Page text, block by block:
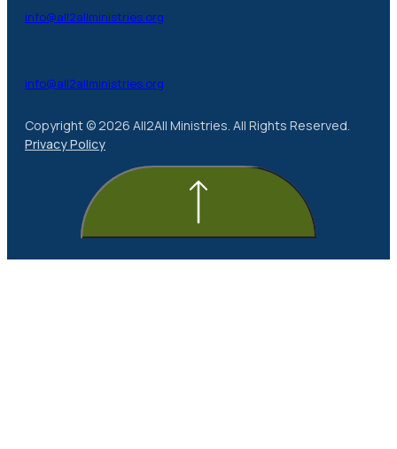
info@all2allministries.org
info@all2allministries.org
Copyright © 2026 All2All Ministries. All Rights Reserved.
Privacy Policy